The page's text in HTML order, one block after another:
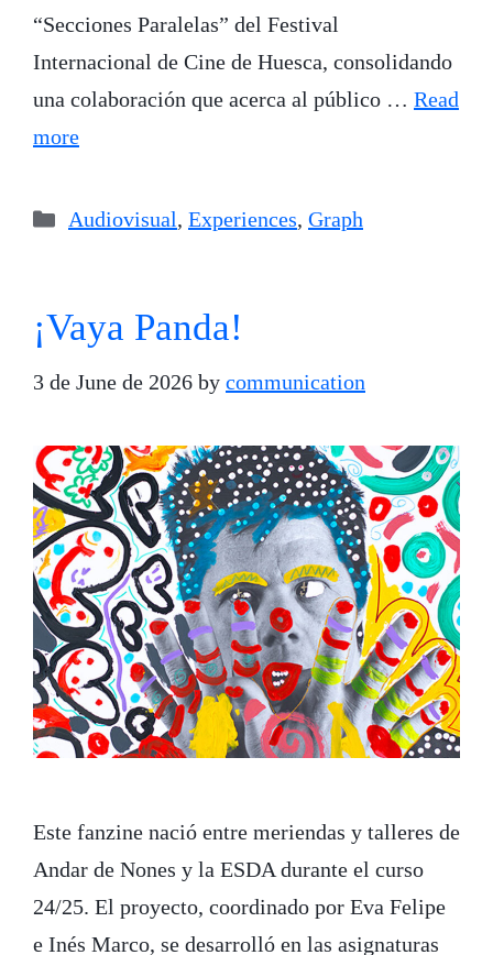
“Secciones Paralelas” del Festival
Internacional de Cine de Huesca, consolidando
una colaboración que acerca al público … Read
more
Categories
Audiovisual, Experiences, Graph
¡Vaya Panda!
3 de June de 2026 by communication
Este fanzine nació entre meriendas y talleres de
Andar de Nones y la ESDA durante el curso
24/25. El proyecto, coordinado por Eva Felipe
e Inés Marco, se desarrolló en las asignaturas